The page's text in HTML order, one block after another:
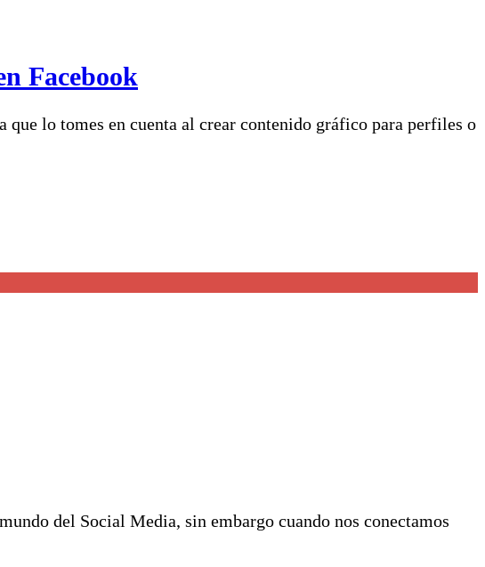
Facebook
lo tomes en cuenta al crear contenido gráfico para perfiles o
del Social Media, sin embargo cuando nos conectamos